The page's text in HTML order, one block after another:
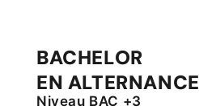
BACHELOR
EN ALTERNANCE
Niveau BAC +3